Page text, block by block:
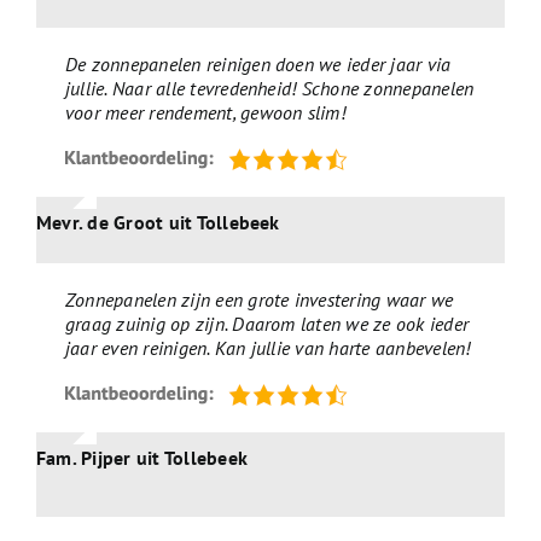
De zonnepanelen reinigen doen we ieder jaar via
jullie. Naar alle tevredenheid! Schone zonnepanelen
voor meer rendement, gewoon slim!
Mevr. de Groot uit Tollebeek
Zonnepanelen zijn een grote investering waar we
graag zuinig op zijn. Daarom laten we ze ook ieder
jaar even reinigen. Kan jullie van harte aanbevelen!
Fam. Pijper uit Tollebeek